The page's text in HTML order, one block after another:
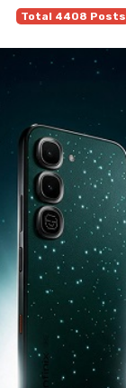
Total 4408 Posts